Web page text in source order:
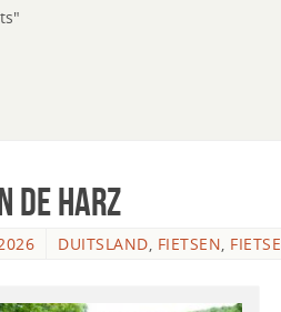
de Harz
DUITSLAND, FIETSEN,